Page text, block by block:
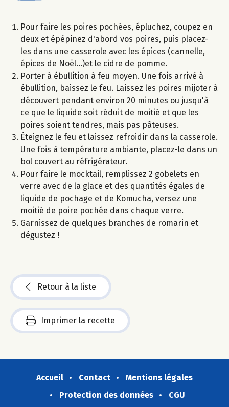
Pour faire les poires pochées, épluchez, coupez en
deux et épépinez d'abord vos poires, puis placez-
les dans une casserole avec les épices (cannelle,
épices de Noël...)et le cidre de pomme.
Porter à ébullition à feu moyen. Une fois arrivé à
ébullition, baissez le feu. Laissez les poires mijoter à
découvert pendant environ 20 minutes ou jusqu'à
ce que le liquide soit réduit de moitié et que les
poires soient tendres, mais pas pâteuses.
Éteignez le feu et laissez refroidir dans la casserole.
Une fois à température ambiante, placez-le dans un
bol couvert au réfrigérateur.​
Pour faire le mocktail, remplissez 2 gobelets en
verre avec de la glace et des quantités égales de
liquide de pochage et de Komucha, versez une
moitié de poire pochée dans chaque verre.
Garnissez de quelques branches de romarin et
dégustez !​
Retour à la liste
Imprimer la recette
Accueil Contact
Mentions légales
Protection des données
CGU